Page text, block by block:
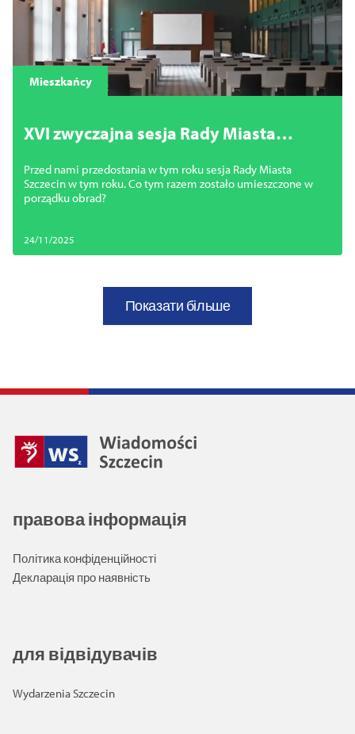
Mieszkańcy
XVI zwyczajna sesja Rady Miasta
Przed nami przedostania w tym roku sesja Rady Miasta
Szczecin w tym roku. Co tym razem zostało umieszczone w
porządku obrad?
24/11/2025
Показати більше
правова інформація
Політика конфіденційності
Декларація про наявність
для відвідувачів
Wydarzenia Szczecin